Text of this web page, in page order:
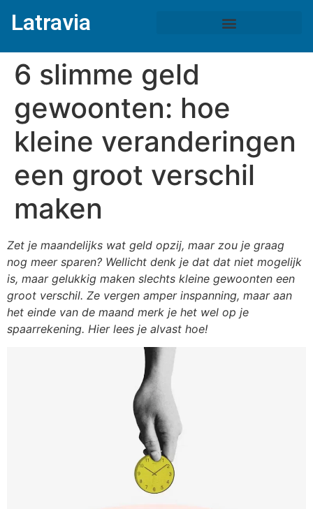
Latravia
6 slimme geld
gewoonten: hoe
kleine veranderingen
een groot verschil
maken
Zet je maandelijks wat geld opzij, maar zou je graag
nog meer sparen? Wellicht denk je dat dat niet mogelijk
is, maar gelukkig maken slechts kleine gewoonten een
groot verschil. Ze vergen amper inspanning, maar aan
het einde van de maand merk je het wel op je
spaarrekening. Hier lees je alvast hoe!